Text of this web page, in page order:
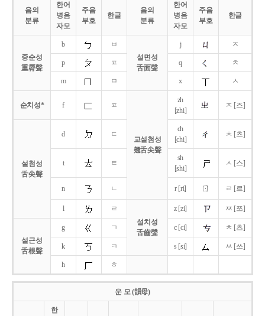
음의
분류
한어
병음
자모
주음
부호
한글
음의
분류
한어
병음
자모
주음
부호
한글
중순성
重脣聲
b
ㅂ
설면성
舌面聲
j ㅈ
p ㅍ q ㅊ
m ㅁ x ㅅ
순치성* f ㅍ
교설첨성
翹舌尖聲
zh
[zhi]
ㅈ [즈]
설첨성
舌尖聲
d ㄷ
ch
[chi]
ㅊ [츠]
t ㅌ
sh
[shi]
ㅅ [스]
n ㄴ r [ri] ㄖ ㄹ [르]
l
ㄹ
설치성
舌齒聲
z [zi] ㅉ [쯔]
설근성
舌根聲
g ㄱ c [ci] ㅊ [츠]
k ㅋ s [si] ㅆ [쓰]
h ㅎ
운 모 (韻母)
한